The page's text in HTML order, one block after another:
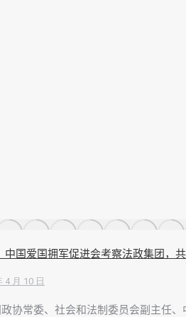
中国爱国拥军促进会考察法政集团，
4 月 10 日
协常委、社会和法制委员会副主任